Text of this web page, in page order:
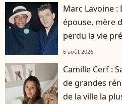
Marc Lavoine :
épouse, mère
perdu la vie
6 août 2026
Camille Cerf :
de grandes
de la ville la